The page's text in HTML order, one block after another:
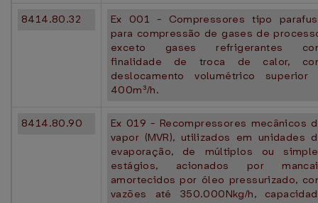
8414.80.32
Ex 001 - Compressores tipo
para compressão de gases de
exceto gases refrigerantes
finalidade de troca de calor,
deslocamento volumétrico superior
400m³/h.
8414.80.90
Ex 019 - Recompressores mecânicos
vapor (MVR), utilizados em unidades
evaporação, de múltiplos ou
estágios, acionados por
amortecidos por óleo pressurizado,
vazões até 350.000Nkg/h,